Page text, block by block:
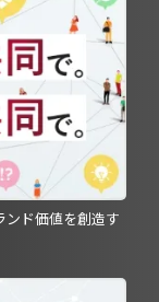
ンド価値を創造す